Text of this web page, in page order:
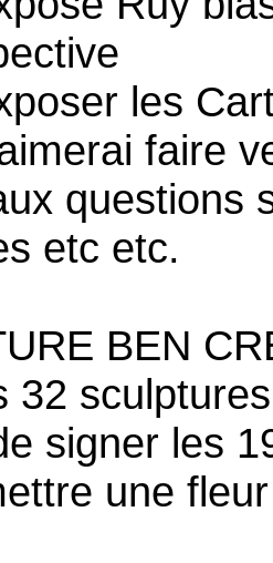
les
faire
questions
etc etc.
BEN
32
signer les
une